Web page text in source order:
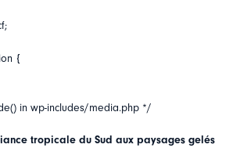
{
in wp-includes/media.php */
tropicale du Sud aux paysages gelés